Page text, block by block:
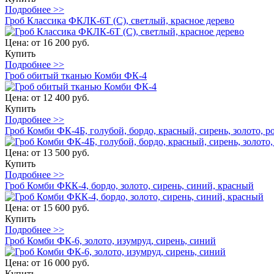
Подробнее >>
Гроб Классика ФКЛК-6Т (С), светлый, красное дерево
Цена: от 16 200 руб.
Купить
Подробнее >>
Гроб обитый тканью Комби ФК-4
Цена: от 12 400 руб.
Купить
Подробнее >>
Гроб Комби ФК-4Б, голубой, бордо, красный, сирень, золото,
Цена: от 13 500 руб.
Купить
Подробнее >>
Гроб Комби ФКК-4, бордо, золото, сирень, синий, красный
Цена: от 15 600 руб.
Купить
Подробнее >>
Гроб Комби ФК-6, золото, изумруд, сирень, синий
Цена: от 16 000 руб.